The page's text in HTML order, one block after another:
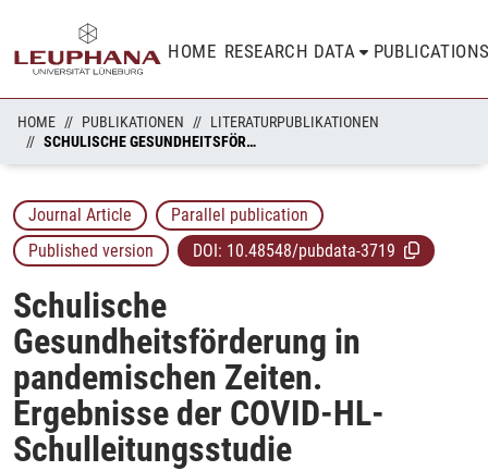
HOME RESEARCH DATA
HOME PUBLIKATIONEN
LITERATURPUBLIKATIONEN
SCHULISCHE GESUNDHEITSFÖRDERUNG IN PANDEMISCHEN ZEITEN. ERGEBNISSE DER COVID-HL-SCHULLEITUNGSSTUDIE
Journal Article
Parallel publication
Published version
DOI: 10.48548/pubdata-3719
Schulische
Gesundheitsförderung in
pandemischen Zeiten.
Ergebnisse der COVID-HL-
Schulleitungsstudie